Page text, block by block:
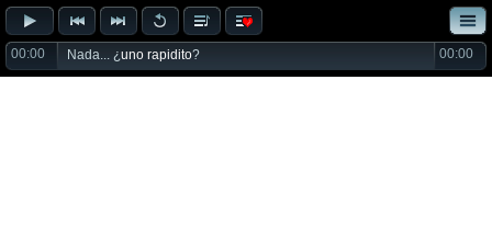
00:00 Nada... ¿uno rapidito? 00:00